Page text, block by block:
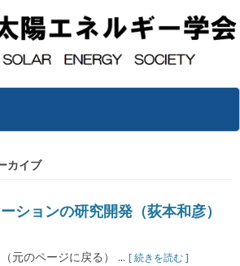
カイブ
ションの研究開発（荻本和彦）
元のページに戻る） ... [ 続きを読む ]